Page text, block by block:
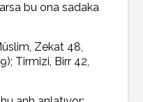
bu ona sadaka
Zekat 48,
Tirmizi, Birr 42,